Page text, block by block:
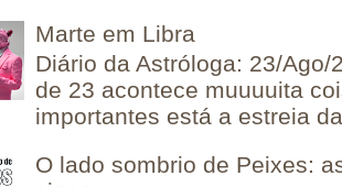
Marte em Libra
Diário da Astróloga: 23/
de 23 acontece muuuuita
importantes está a estreia
O lado sombrio de Peixes: